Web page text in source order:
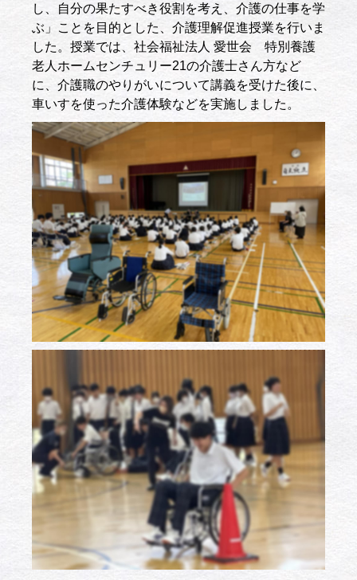
し、自分の果たすべき役割を考え、介護の仕事を学
ぶ」ことを目的とした、介護理解促進授業を行いま
した。授業では、社会福祉法人 愛世会 特別養護
老人ホームセンチュリー21の介護士さん方など
に、介護職のやりがいについて講義を受けた後に、
車いすを使った介護体験などを実施しました。